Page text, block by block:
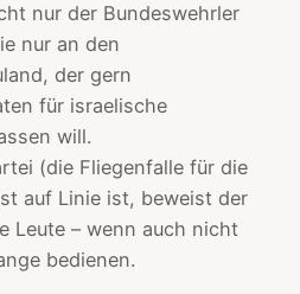
nur der Bundeswehrler
nur an den
der gern
für israelische
will.
(die Fliegenfalle für die
auf Linie ist, beweist der
Leute – wenn auch nicht
bedienen.